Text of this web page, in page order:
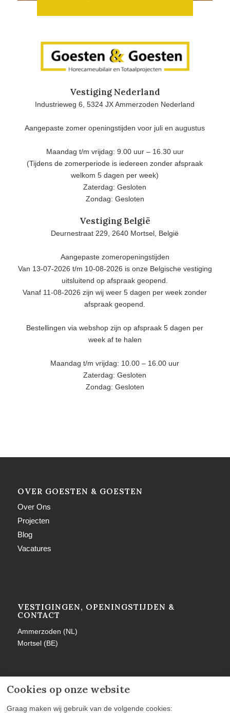
Cookies op onze website
Graag maken wij gebruik van de volgende cookies:
Vestiging Nederland
Industrieweg 6, 5324 JX Ammerzoden Nederland
Aangepaste zomer openingstijden voor juli en augustus
Maandag t/m vrijdag: 9.00 uur – 16.30 uur
(Tijdens de zomerperiode is iedereen zonder afspraak
welkom 5 dagen per week)
Zaterdag: Gesloten
Zondag: Gesloten
Vestiging België
Deurnestraat 229, 2640 Mortsel, België
Aangepaste zomeropeningstijden
Van 13-07-2026 t/m 10-08-2026 is onze Belgische vestiging
uitsluitend op afspraak geopend.
Vanaf 11-08-2026 zijn wij weer 5 dagen per week zonder
afspraak geopend.
Bestellingen via webshop zijn op afspraak 5 dagen per
week af te halen
Maandag t/m vrijdag: 10.00 – 16.00 uur
Zaterdag: Gesloten
Zondag: Gesloten
OVER GOESTEN & GOESTEN
Over Ons
Projecten
Blog
Vacatures
VESTIGINGEN, OPENINGSTIJDEN &
CONTACT
Ammerzoden (NL)
Mortsel (BE)
MEER INFORMATIE